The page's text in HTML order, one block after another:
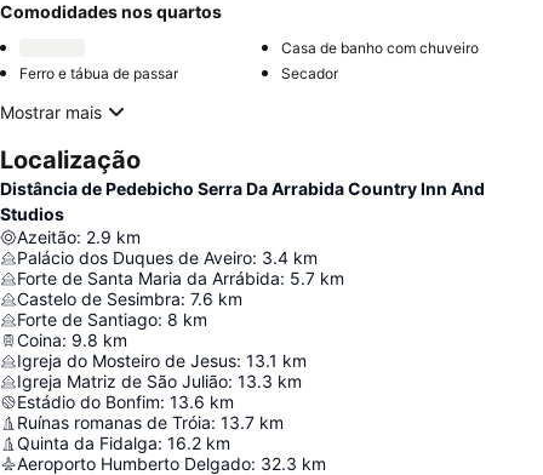
Comodidades nos quartos
Casa de banho com chuveiro
Ferro e tábua de passar
Secador
Mostrar mais
Localização
Distância de Pedebicho Serra Da Arrabida Country Inn And
Studios
Azeitão: 2.9 km
Palácio dos Duques de Aveiro: 3.4 km
Forte de Santa Maria da Arrábida: 5.7 km
Castelo de Sesimbra: 7.6 km
Forte de Santiago: 8 km
Coina: 9.8 km
Igreja do Mosteiro de Jesus: 13.1 km
Igreja Matriz de São Julião: 13.3 km
Estádio do Bonfim: 13.6 km
Ruínas romanas de Tróia: 13.7 km
Quinta da Fidalga: 16.2 km
Aeroporto Humberto Delgado: 32.3 km